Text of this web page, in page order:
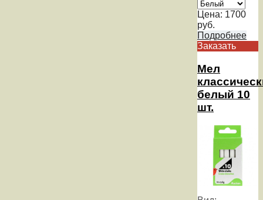
Цена: 1700
руб.
Подробнее
Заказать
Мел
белый 10
шт.